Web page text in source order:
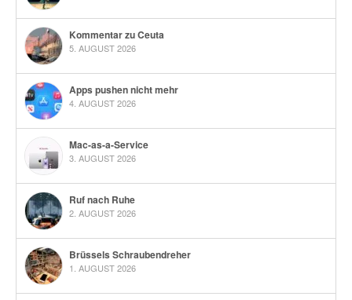
Kommentar zu Ceuta
5. AUGUST 2026
Apps pushen nicht mehr
4. AUGUST 2026
Mac-as-a-Service
3. AUGUST 2026
Ruf nach Ruhe
2. AUGUST 2026
Brüssels Schraubendreher
1. AUGUST 2026